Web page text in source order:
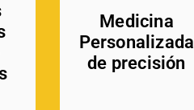
Medicina
Personalizada
de precisión